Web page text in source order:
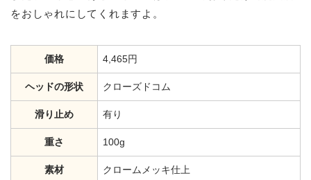
をおしゃれにしてくれますよ。
価格 4,465円
ヘッドの形状 クローズドコム
滑り止め 有り
重さ 100g
素材 クロームメッキ仕上